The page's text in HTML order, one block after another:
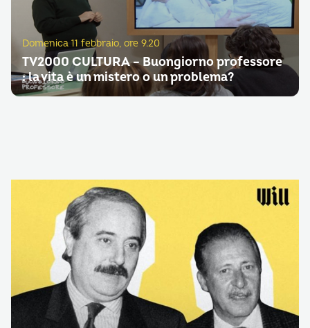
Domenica 11 febbraio, ore 9.20
TV2000 CULTURA – Buongiorno professore
: la vita è un mistero o un problema?